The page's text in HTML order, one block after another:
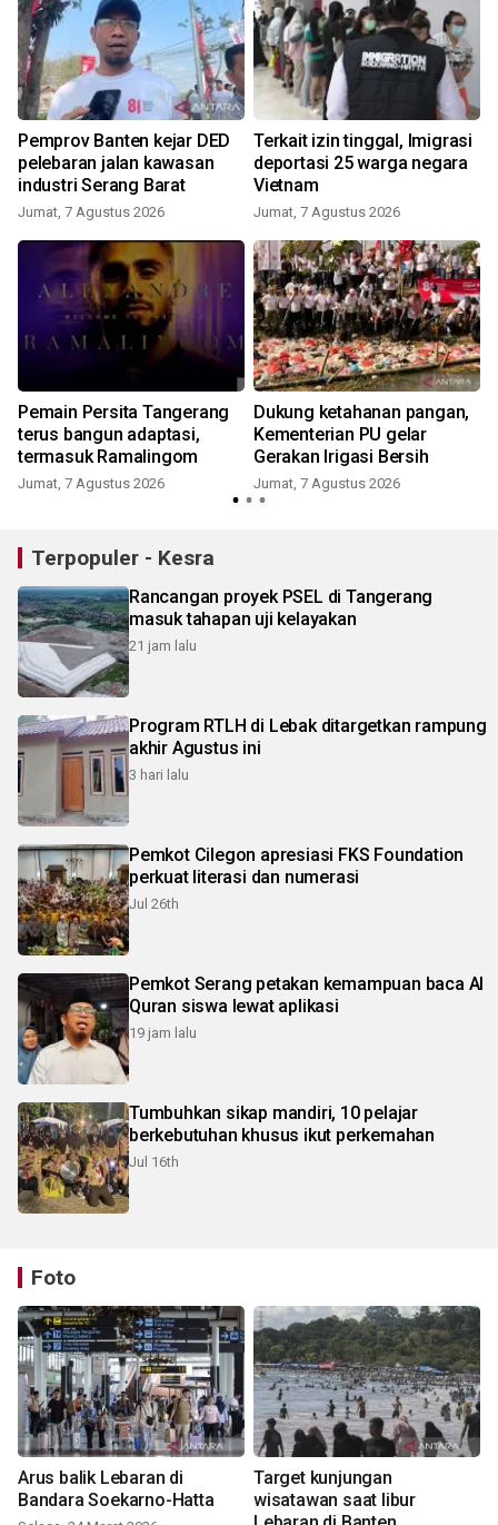
Pemprov Banten kejar DED
pelebaran jalan kawasan
industri Serang Barat
Jumat, 7 Agustus 2026
Terkait izin tinggal, Imigrasi
deportasi 25 warga negara
Vietnam
Jumat, 7 Agustus 2026
Pemain Persita Tangerang
terus bangun adaptasi,
termasuk Ramalingom
Jumat, 7 Agustus 2026
Dukung ketahanan pangan,
Kementerian PU gelar
Gerakan Irigasi Bersih
Jumat, 7 Agustus 2026
Terpopuler - Kesra
Rancangan proyek PSEL di Tangerang
masuk tahapan uji kelayakan
21 jam lalu
Program RTLH di Lebak ditargetkan rampung
akhir Agustus ini
3 hari lalu
Pemkot Cilegon apresiasi FKS Foundation
perkuat literasi dan numerasi
Jul 26th
Pemkot Serang petakan kemampuan baca Al
Quran siswa lewat aplikasi
19 jam lalu
Tumbuhkan sikap mandiri, 10 pelajar
berkebutuhan khusus ikut perkemahan
Jul 16th
Foto
Arus balik Lebaran di
Bandara Soekarno-Hatta
Target kunjungan
wisatawan saat libur